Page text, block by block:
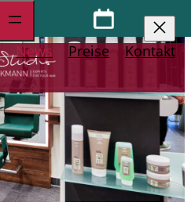
News Preise Kontakt